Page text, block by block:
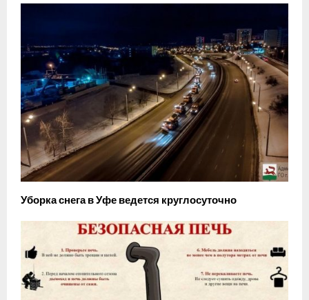
Уборка снега в Уфе ведется круглосуточно